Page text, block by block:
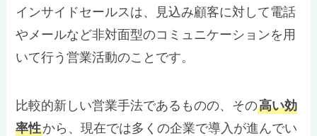
インサイドセールスは、見込み顧客に対して電話
やメールなど非対面型のコミュニケーションを用
いて行う営業活動のことです。
比較的新しい営業手法であるものの、その高い効
率性から、現在では多くの企業で導入が進んでい